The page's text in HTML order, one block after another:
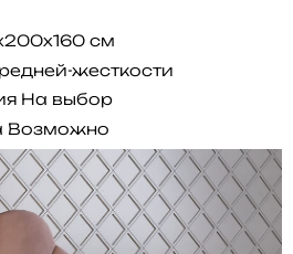
см
жесткости
На выбор
Возможно